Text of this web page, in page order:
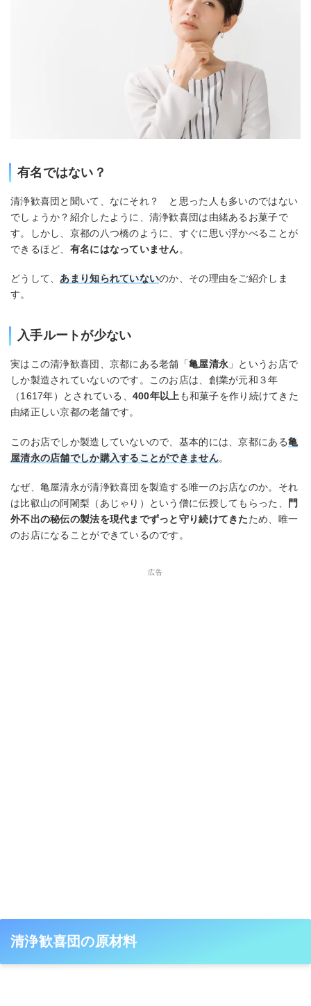
有名ではない？
清浄歓喜団と聞いて、なにそれ？ と思った人も多いのではない
でしょうか？紹介したように、清浄歓喜団は由緒あるお菓子で
す。しかし、京都の八つ橋のように、すぐに思い浮かべることが
できるほど、 有名にはなっていません。
どうして、あまり知られていないのか、その理由をご紹介しま
す。
入手ルートが少ない
実はこの清浄歓喜団、京都にある老舗「亀屋清永 」というお店で
しか製造されていないのです。このお店は、創業が元和３年
（1617年）とされている、 400年以上も和菓子を作り続けてきた
由緒正しい京都の老舗です。
このお店でしか製造していないので、基本的には、京都にある亀
屋清永の店舗でしか購入することができません。
なぜ、亀屋清永が清浄歓喜団を製造する唯一のお店なのか。それ
は比叡山の阿闍梨（あじゃり）という僧に伝授してもらった、
門
外不出の秘伝の製法を現代までずっと守り続けてきたため、唯一
のお店になることができているのです。
広告
清浄歓喜団の原材料